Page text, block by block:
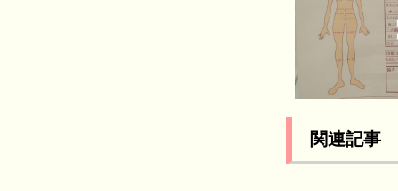
関連記事